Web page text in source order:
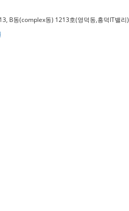
B동(complex동) 1213호(영덕동,흥덕IT밸리)